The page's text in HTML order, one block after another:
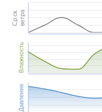
Ср.ск.ветра
Влажность
Давление